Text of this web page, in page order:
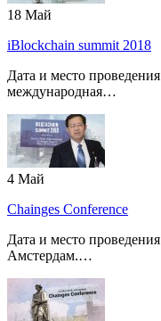
18 Май
iBlockchain summit 2018
Дата и место
международная…
4 Май
Chainges Conference
Дата и место
Амстердам.…